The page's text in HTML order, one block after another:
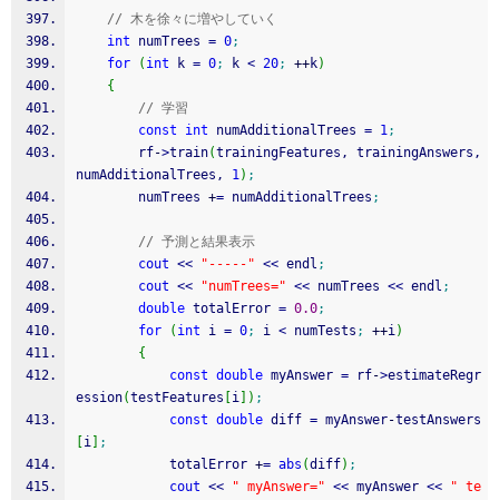
// 木を徐々に増やしていく
int numTrees = 0;
for
( int k = 0; k < 20; ++k)
{
// 学習
const
int numAdditionalTrees = 1;
		rf
->train(trainingFeatures, trainingAnswers,
numAdditionalTrees, 1) ;
		numTrees
+= numAdditionalTrees ;
// 予測と結果表示
cout << "-----" << endl ;
cout << "numTrees=" << numTrees << endl ;
double totalError = 0.0;
for
( int i = 0; i < numTests ; ++i)
{
const double myAnswer = rf->estimateRegr
ession(testFeatures i ) ;
const double diff = myAnswer-testAnswers
i
;
			totalError
+= abs (diff) ;
cout << " myAnswer=" << myAnswer <<
" te